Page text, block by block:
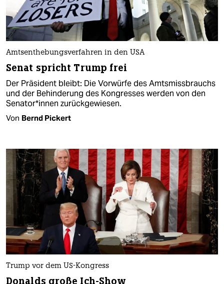
Amtsenthebungsverfahren in den USA
Senat spricht Trump frei
Der Präsident bleibt: Die Vorwürfe des Amtsmissbrauchs
und der Behinderung des Kongresses werden von den
Senator*innen zurückgewiesen.
Von Bernd Pickert
Trump vor dem US-Kongress
Donalds große Ich-Show